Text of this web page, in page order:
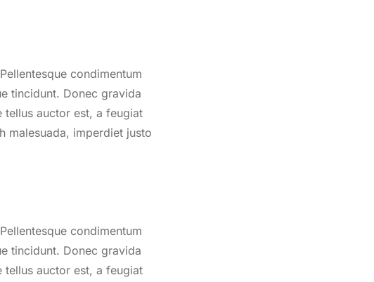
condimentum
tincidunt. Donec gravida
tellus auctor est, a feugiat
malesuada, imperdiet justo
condimentum
tincidunt. Donec gravida
tellus auctor est, a feugiat